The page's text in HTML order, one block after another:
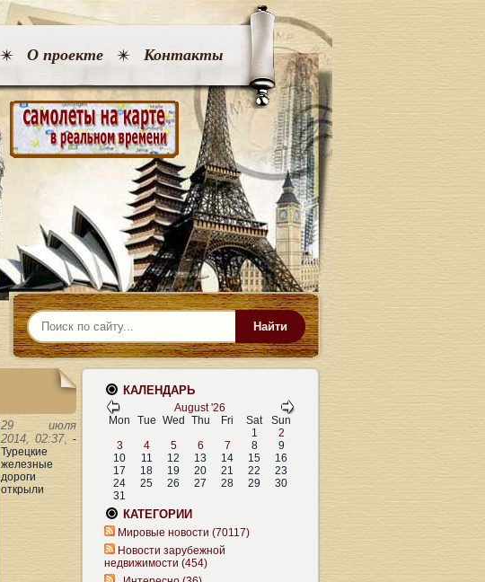
О проекте Контакты
Найти
29 июля
2014, 02:37, -
Турецкие
железные
дороги
открыли
КАЛЕНДАРЬ
August '26
Mon
Tue Wed Thu Fri Sat
Sun
1
2
3
4 5 6 7 8
9
10
11 12 13 14 15
16
17
18 19 20 21 22
23
24
25 26 27 28 29
30
31
КАТЕГОРИИ
Мировые новости (70117)
Новости зарубежной
недвижимости (454)